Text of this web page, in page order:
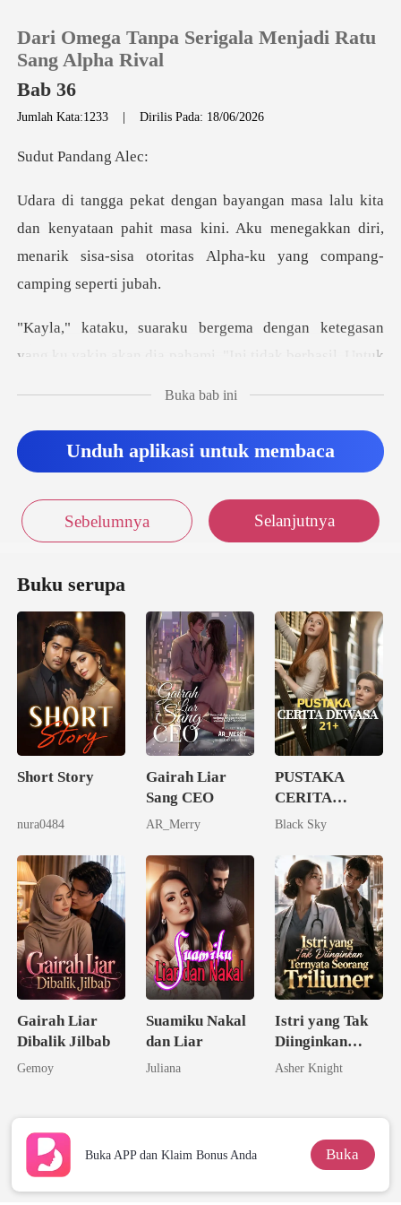
Riwayat Membaca
Keluar
Dari Omega Tanpa Serigala Menjadi Ratu
Sang Alpha Rival
Bab 36
Jumlah Kata:1233 |Dirilis Pada: 18/06/2026
Pandan
enyataan pahit masa kini. Aku menegakkan diri,
menarik sis
ketegasan
yang ku yakin akan dia pahami.
nti, menu
Buka bab ini
Unduh aplikasi untuk membaca
Sebelumnya Selanjutnya
Buku serupa
Short Story
nura0484
Gairah Liar
Sang CEO
AR_Merry
PUSTAKA
CERITA
DEWASA 21+
Black Sky
Gairah Liar
Dibalik Jilbab
Gemoy
Suamiku Nakal
dan Liar
Juliana
Istri yang Tak
Diinginkan
Ternyata
Asher Knight
Buka APP dan Klaim Bonus Anda Buka